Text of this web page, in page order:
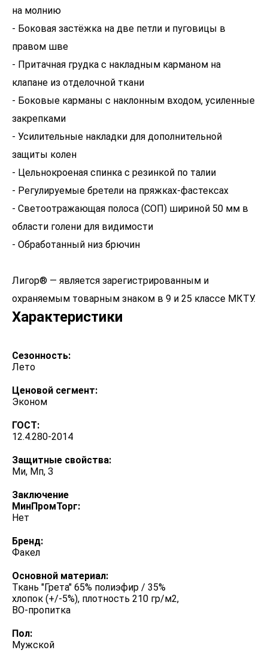
на молнию
- Боковая застёжка на две петли и пуговицы в
правом шве
- Притачная грудка с накладным карманом на
клапане из отделочной ткани
- Боковые карманы с наклонным входом, усиленные
закрепками
- Усилительные накладки для дополнительной
защиты колен
- Цельнокроеная спинка с резинкой по талии
- Регулируемые бретели на пряжках-фастексах
- Светоотражающая полоса (СОП) шириной 50 мм в
области голени для видимости
- Обработанный низ брючин
Лигор® — является зарегистрированным и
охраняемым товарным знаком в 9 и 25 классе МКТУ.
Характеристики
Сезонность:
Лето
Ценовой сегмент:
Эконом
ГОСТ:
12.4.280-2014
Защитные свойства:
Ми, Мп, З
Заключение
МинПромТорг:
Нет
Бренд:
Факел
Основной материал:
Ткань "Грета" 65% полиэфир / 35%
хлопок (+/-5%), плотность 210 гр/м2,
ВО-пропитка
Пол:
Мужской